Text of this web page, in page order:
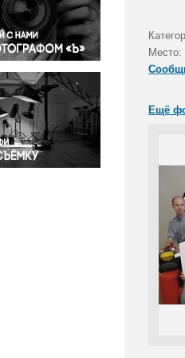
и конфликты
жизнь
и бизнес
Место:
Ещё